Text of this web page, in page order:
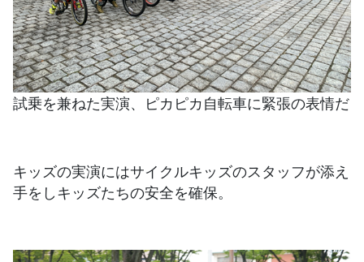
試乗を兼ねた実演、ピカピカ自転車に緊張の表情だ
キッズの実演にはサイクルキッズのスタッフが添え
手をしキッズたちの安全を確保。